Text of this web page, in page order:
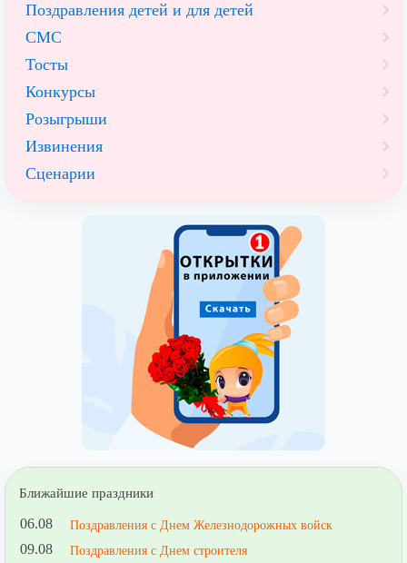
Поздравления детей и для детей
СМС
Тосты
Конкурсы
Розыгрыши
Извинения
Сценарии
Ближайшие праздники
06.08 Поздравления с Днем Железнодорожных войск
09.08
Поздравления с Днем строителя